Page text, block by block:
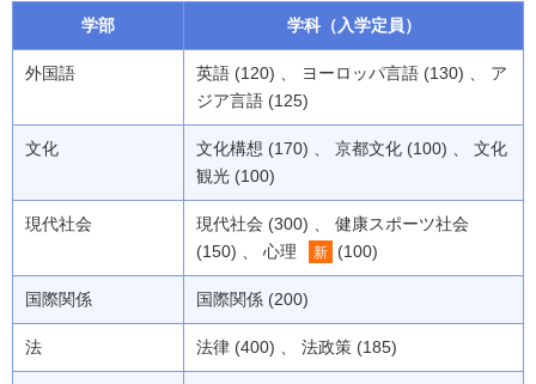
学部 学科（入学定員）
外国語
英語 (120) 、 ヨーロッパ言語 (130) 、 ア
ジア言語 (125)
文化
文化構想 (170) 、 京都文化 (100) 、 文化
観光 (100)
現代社会
現代社会 (300) 、 健康スポーツ社会
(150) 、 心理
新 (100)
国際関係 国際関係 (200)
法 法律 (400) 、 法政策 (185)